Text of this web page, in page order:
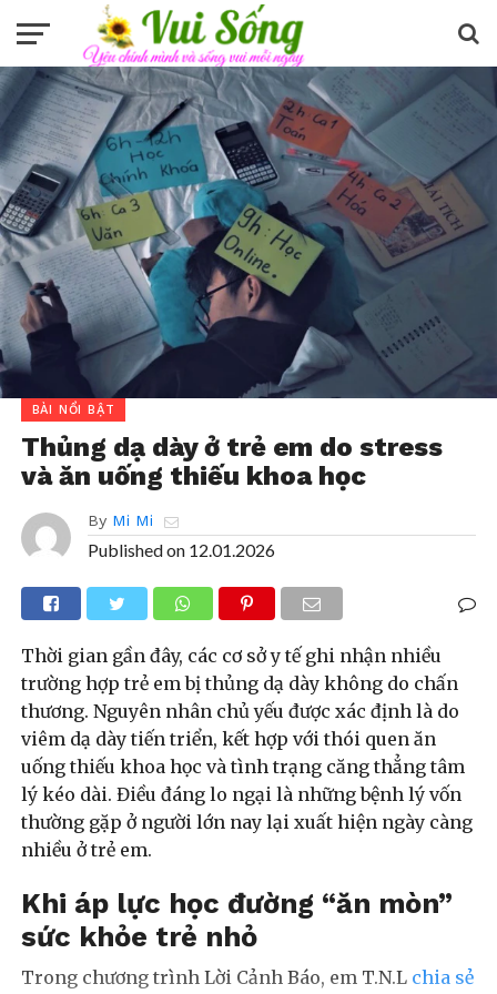
BÀI NỔI BẬT
Thủng dạ dày ở trẻ em do stress
và ăn uống thiếu khoa học
By Mi Mi
Published on 12.01.2026
Thời gian gần đây, các cơ sở y tế ghi nhận nhiều
trường hợp trẻ em bị thủng dạ dày không do chấn
thương. Nguyên nhân chủ yếu được xác định là do
viêm dạ dày tiến triển, kết hợp với thói quen ăn
uống thiếu khoa học và tình trạng căng thẳng tâm
lý kéo dài. Điều đáng lo ngại là những bệnh lý vốn
thường gặp ở người lớn nay lại xuất hiện ngày càng
nhiều ở trẻ em.
Khi áp lực học đường “ăn mòn”
sức khỏe trẻ nhỏ
Trong chương trình Lời Cảnh Báo, em T.N.L chia sẻ